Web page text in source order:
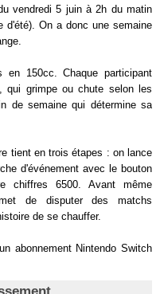
vendredi 5 juin à 2h du matin
d'été). On a donc une semaine
150cc. Chaque participant
qui grimpe ou chute selon les
de semaine qui détermine sa
tient en trois étapes : on lance
d'événement avec le bouton
chiffres 6500. Avant même
de disputer des matchs
de se chauffer.
abonnement Nintendo Switch